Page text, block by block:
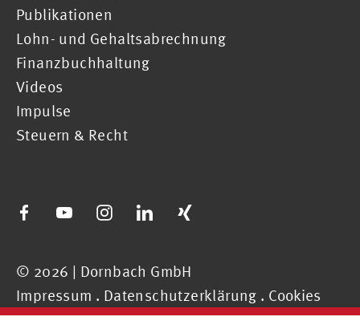
Publikationen
Lohn- und Gehaltsabrechnung
Finanzbuchhaltung
Videos
Impulse
Steuern & Recht
© 2026 | Dornbach GmbH
Impressum . Datenschutzerklärung . Cookies